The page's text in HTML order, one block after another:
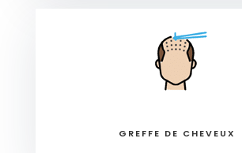
GREFFE DE CHEVEUX